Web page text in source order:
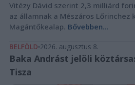
Vitézy Dávid szerint 2,3 milliárd
az államnak a Mészáros Lőrinchez
Magántőkealap. Bővebben...
BELFÖLD 2026. augusztus 8.
Baka Andrást jelöli
Tisza